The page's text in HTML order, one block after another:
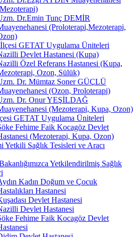
Dr.Emin Tunç DEMİR
(Proloterapi,Mezoterapi,
GETAT Uygulama Üniteleri
Devlet Hastanesi (Kupa)
Özel Referans Hastanesi (Kupa,
Ozon, Sülük)
Dr. Mümtaz Soner GÜÇLÜ
(Ozon, Proloterapi)
Dr. Onur YEŞİLDAĞ
(Mezoterapi, Kupa, Ozon)
GETAT Uygulama Üniteleri
Fehime Faik Kocagöz Devlet
(Mezoterapi, Kupa, Ozon)
Yetkili Sağlık Tesisleri ve Aracı
Yetkilendirilmiş Sağlık
Kadın Doğum ve Çocuk
Hastanesi
Devlet Hastanesi
Devlet Hastanesi
Fehime Faik Kocagöz Devlet